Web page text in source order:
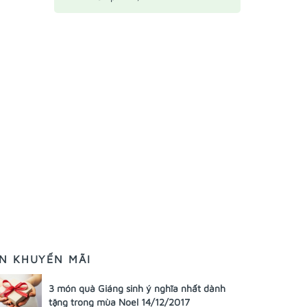
KHUYẾN MÃI
3 món quà Giáng sinh ý nghĩa nhất dành
tặng trong mùa Noel 14/12/2017